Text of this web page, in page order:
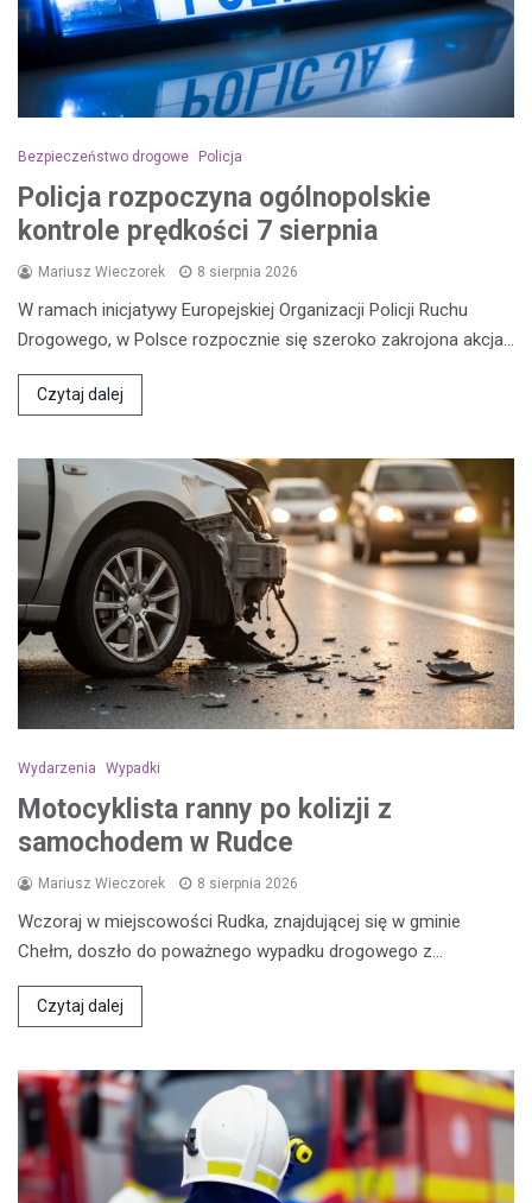
Bezpieczeństwo drogowe Policja
Policja rozpoczyna ogólnopolskie
kontrole prędkości 7 sierpnia
Mariusz Wieczorek 8 sierpnia 2026
W ramach inicjatywy Europejskiej Organizacji Policji Ruchu
Drogowego, w Polsce rozpocznie się szeroko zakrojona akcja…
Czytaj dalej
Wydarzenia Wypadki
Motocyklista ranny po kolizji z
samochodem w Rudce
Mariusz Wieczorek 8 sierpnia 2026
Wczoraj w miejscowości Rudka, znajdującej się w gminie
Chełm, doszło do poważnego wypadku drogowego z…
Czytaj dalej